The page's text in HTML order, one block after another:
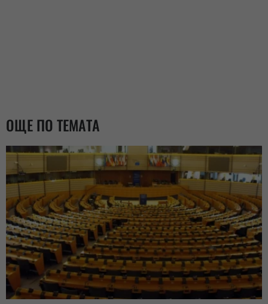
ОЩЕ ПО ТЕМАТА